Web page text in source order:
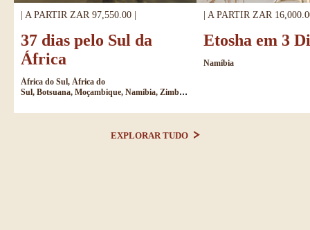
| A PARTIR ZAR 97,550.00 |
37 dias pelo Sul da
África
África do Sul, África do
Sul, Botsuana, Moçambique, Namíbia, Zimbábue
| A PARTIR ZAR
Etosha em 3
Namíbia
EXPLORAR TUDO